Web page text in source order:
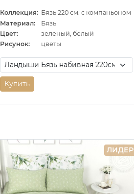
Коллекция: Бязь 220 см. с компаньоном
Материал:
Бязь
Цвет:
зеленый, белый
Рисунок:
цветы
Купить
ЛИДЕР